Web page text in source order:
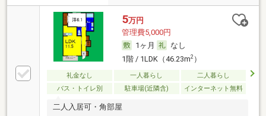
5万円
管理費5,000円
1ヶ月
なし
1階 / 1LDK（46.23m2）
礼金なし 一人暮らし
二人暮らし
バス・トイレ別
駐車場(近隣含) インターネット無料
二人入居可・角部屋